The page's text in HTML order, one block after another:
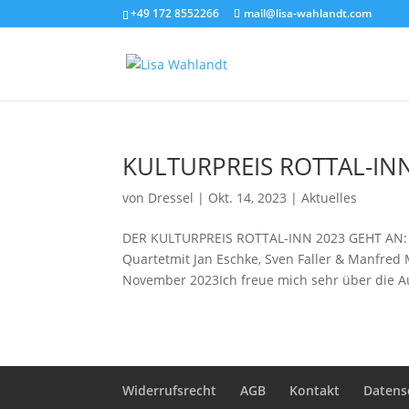
+49 172 8552266 mail@lisa-wahlandt.com
KULTURPREIS ROTTAL-
von Dressel | Okt. 14, 2023 |Aktuelles
DER KULTURPREIS ROTTAL-INN 2023 GEHT
Quartetmit Jan Eschke, Sven Faller & Manfred
November 2023Ich freue mich sehr über die
Widerrufsrecht AGB Kontakt